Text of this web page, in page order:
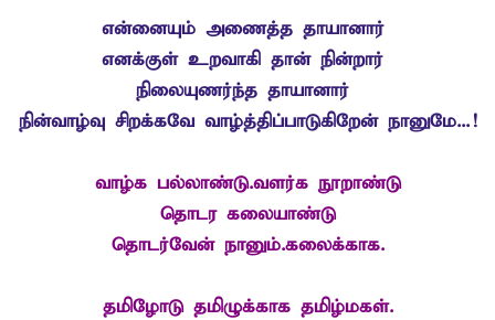
என்னையும் அணைத்த தாயானார்
எனக்குள் உறவாகி தான் நின்றார்
நிலையுணர்ந்த தாயானார்
நின்வாழ்வு சிறக்கவே வாழ்த்திப்பாடுகிறேன் நானுமே...!
வாழ்க பல்லாண்டு.வளர்க நூறாண்டு
தொடர கலையாண்டு
தொடர்வேன் நானும்.கலைக்காக.
தமிழோடு தமிழுக்காக தமிழ்மகள்.